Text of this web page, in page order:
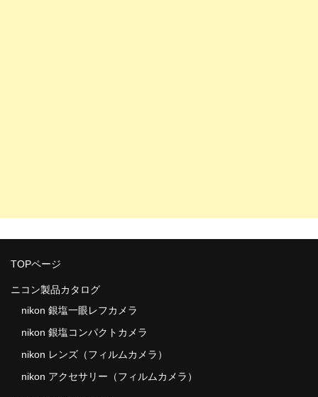
TOPページ
ニコン製品カタログ
nikon 銀塩一眼レフカメラ
nikon 銀塩コンパクトカメラ
nikon レンズ（フィルムカメラ）
nikon アクセサリー（フィルムカメラ）